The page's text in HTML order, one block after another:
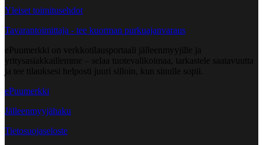
Yleiset toimitusehdot
Tavarantoimittaja - tee kuorman purkuajanvaraus
ePuumerkki on verkkotilausportaali jälleenmyyjille ja
yritysasiakkaillemme – selaa tuotevalikoimaa, tarkastele saatavuutta
ja tee tilauksesi helposti juuri silloin, kun sinulle sopii.
ePuumerkki
Jälleenmyyjähaku
Tietosuojaseloste